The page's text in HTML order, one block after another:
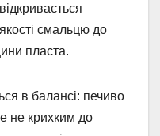
смальцю до
пласта.
в балансі: печиво
не крихким до